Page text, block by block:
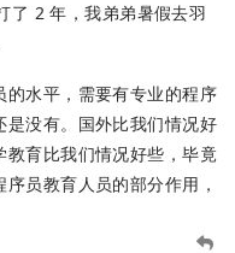
了 2 年，我弟弟暑假去羽
水平，需要有专业的程序
是没有。国外比我们情况好
教育比我们情况好些，毕竟
员教育人员的部分作用，